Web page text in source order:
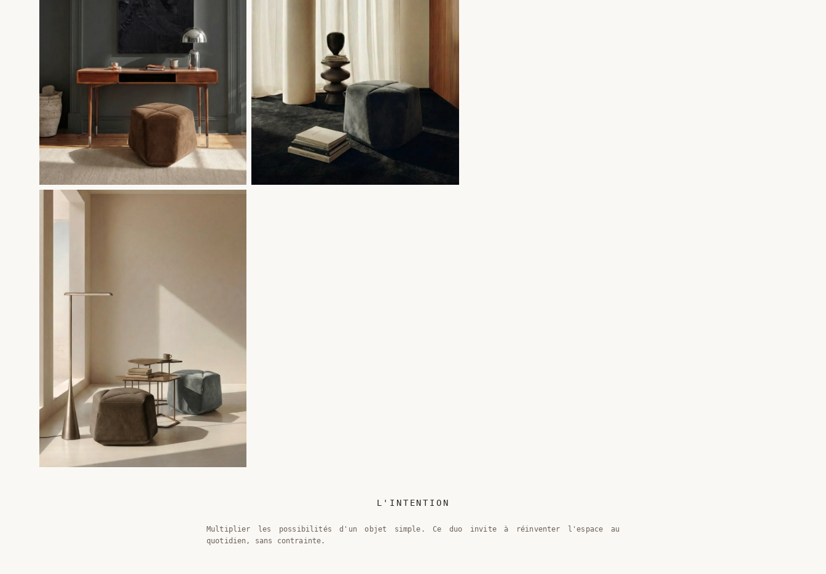
L'INTENTION
Multiplier les possibilités d'un objet simple. Ce duo invite à réinventer l'espace au
quotidien, sans contrainte.